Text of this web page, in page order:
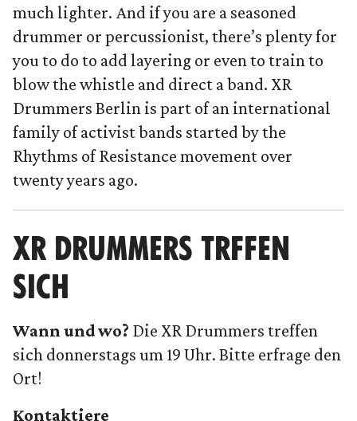
much lighter. And if you are a seasoned
drummer or percussionist, there’s plenty for
you to do to add layering or even to train to
blow the whistle and direct a band. XR
Drummers Berlin is part of an international
family of activist bands started by the
Rhythms of Resistance movement over
twenty years ago.
XR DRUMMERS TRFFEN
SICH
Wann und wo? Die XR Drummers treffen
sich donnerstags um 19 Uhr. Bitte erfrage den
Ort!
Kontaktiere